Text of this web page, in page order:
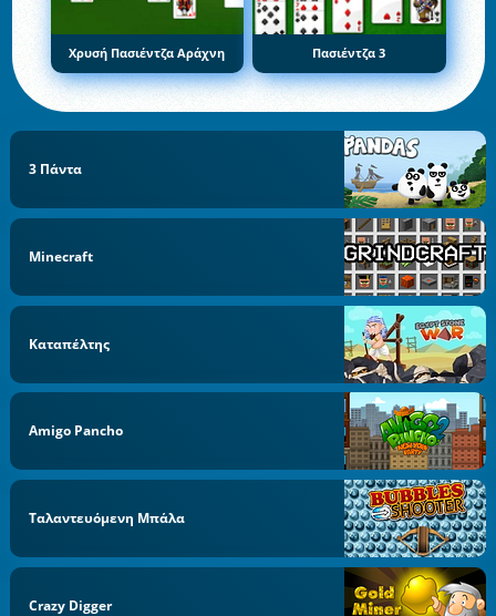
Χρυσή Πασιέντζα Αράχνη Πασιέντζα 3
3 Πάντα
Minecraft
Καταπέλτης
Amigo Pancho
Ταλαντευόμενη Μπάλα
Crazy Digger